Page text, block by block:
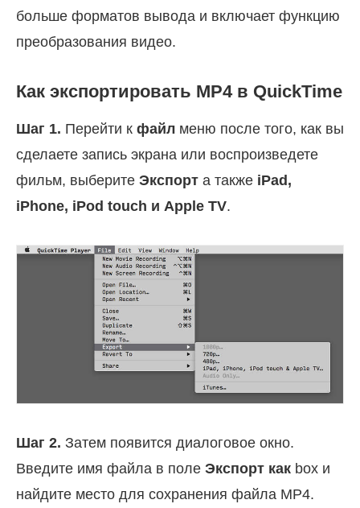
больше форматов вывода и включает функцию
преобразования видео.
Как экспортировать MP4 в QuickTime
Шаг 1. Перейти к файл меню после того, как вы
сделаете запись экрана или воспроизведете
фильм, выберите Экспорт а также iPad,
iPhone, iPod touch и Apple TV.
Шаг 2. Затем появится диалоговое окно.
Введите имя файла в поле Экспорт как box и
найдите место для сохранения файла MP4.